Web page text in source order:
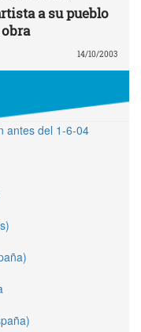
a su pueblo
14/10/2003
antes del 1-6-04